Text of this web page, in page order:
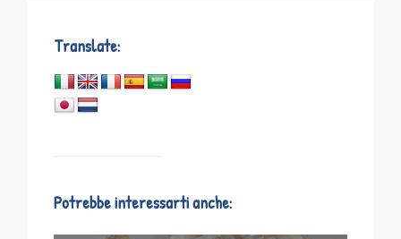
Translate:
Potrebbe interessarti anche: